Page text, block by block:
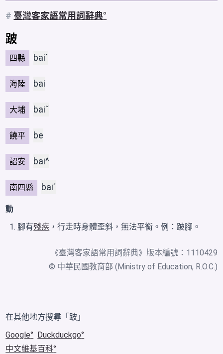
# 臺灣客家語常用詞辭典
跛
四縣 baiˊ
海陸 bai
大埔 baiˇ
饒平 be
詔安 bai^
南四縣 baiˊ
動
腳有殘疾 ，行走時身體歪斜，無法平衡。例：跛腳。
《臺灣客家語常用詞辭典》版本編號：1110429
© 中華民國教育部 (Ministry of Education, R.O.C.)
在其他地方搜尋「跛」
Google
Duckduckgo
中文維基百科